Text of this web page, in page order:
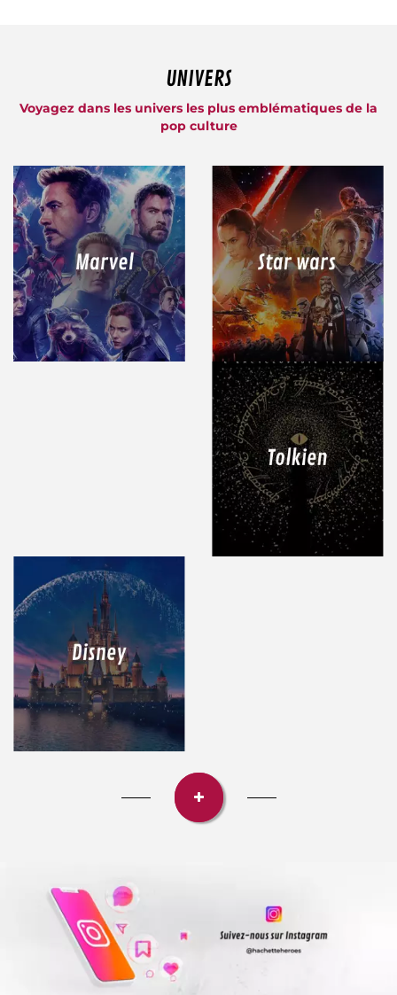
UNIVERS
Voyagez dans les univers les plus emblématiques de la
pop culture